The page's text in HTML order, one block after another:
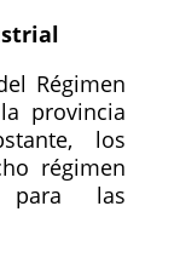
Régimen
provincia
los
régimen
para las